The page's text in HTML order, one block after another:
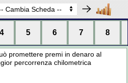
4 5 6 7 8
promettere premi in denaro al
percorrenza chilometrica